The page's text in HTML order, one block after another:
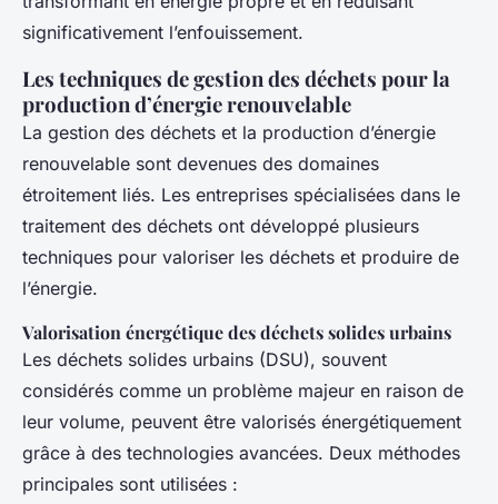
significativement l’enfouissement.
Les techniques de gestion des déchets pour la
production d’énergie renouvelable
La gestion des déchets et la production d’énergie
renouvelable sont devenues des domaines
étroitement liés. Les entreprises spécialisées dans le
traitement des déchets ont développé plusieurs
techniques pour valoriser les déchets et produire de
l’énergie.
Valorisation énergétique des déchets solides urbains
Les déchets solides urbains (DSU), souvent
considérés comme un problème majeur en raison de
leur volume, peuvent être valorisés énergétiquement
grâce à des technologies avancées. Deux méthodes
principales sont utilisées :